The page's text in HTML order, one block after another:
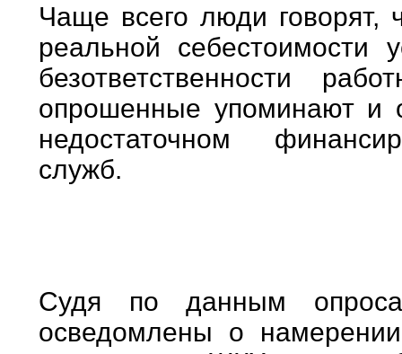
Чаще всего люди говорят,
реальной себестоимости
безответственности
опрошенные упоминают
недостаточном
служб.
Судя по данным
осведомлены о